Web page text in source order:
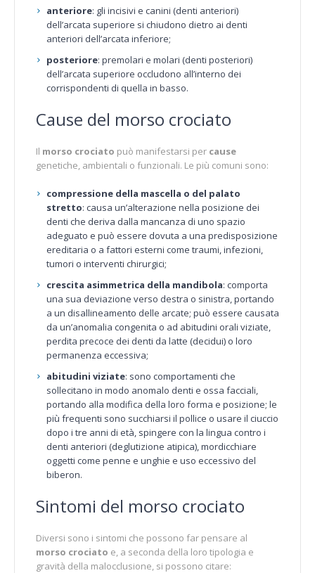
anteriore: gli incisivi e canini (denti anteriori)
dell’arcata superiore si chiudono dietro ai denti
anteriori dell’arcata inferiore;
posteriore: premolari e molari (denti posteriori)
dell’arcata superiore occludono all’interno dei
corrispondenti di quella in basso.
Cause del morso crociato
Il morso crociato può manifestarsi per cause
genetiche, ambientali o funzionali. Le più comuni sono:
compressione della mascella o del palato
stretto: causa un’alterazione nella posizione dei
denti che deriva dalla mancanza di uno spazio
adeguato e può essere dovuta a una predisposizione
ereditaria o a fattori esterni come traumi, infezioni,
tumori o interventi chirurgici;
crescita asimmetrica della mandibola: comporta
una sua deviazione verso destra o sinistra, portando
a un disallineamento delle arcate; può essere causata
da un’anomalia congenita o ad abitudini orali viziate,
perdita precoce dei denti da latte (decidui) o loro
permanenza eccessiva;
abitudini viziate: sono comportamenti che
sollecitano in modo anomalo denti e ossa facciali,
portando alla modifica della loro forma e posizione; le
più frequenti sono succhiarsi il pollice o usare il ciuccio
dopo i tre anni di età, spingere con la lingua contro i
denti anteriori (deglutizione atipica), mordicchiare
oggetti come penne e unghie e uso eccessivo del
biberon.
Sintomi del morso crociato
Diversi sono i sintomi che possono far pensare al
morso crociato e, a seconda della loro tipologia e
gravità della malocclusione, si possono citare: